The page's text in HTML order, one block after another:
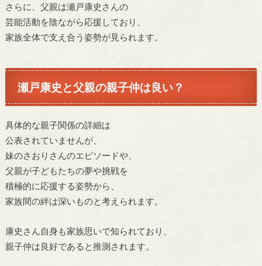
さらに、父親は瀬戸康史さんの
芸能活動を陰ながら応援しており、
家族全体で支え合う姿勢が見られます。
瀬戸康史と父親の親子仲は良い？
具体的な親子関係の詳細は
公表されていませんが、
妹のさおりさんのエピソードや、
父親が子どもたちの夢や挑戦を
積極的に応援する姿勢から、
家族間の絆は深いものと考えられます。
康史さん自身も家族思いで知られており、
親子仲は良好であると推測されます。